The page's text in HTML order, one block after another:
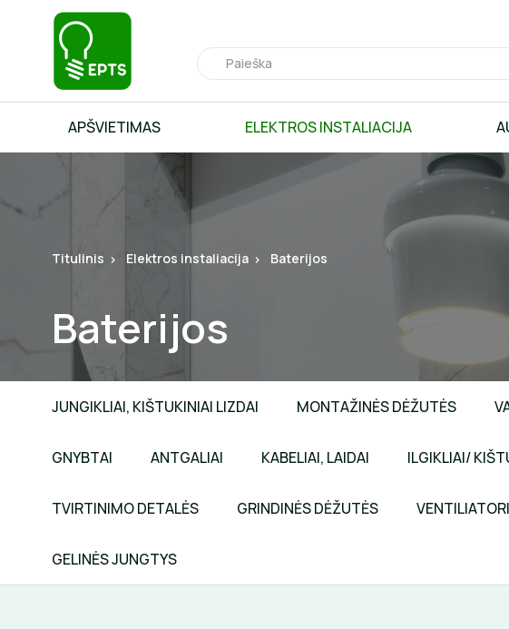
APŠVIETIMAS ELEKTROS INSTALIACIJA
Titulinis Elektros instaliacija Baterijos
Baterijos
JUNGIKLIAI, KIŠTUKINIAI LIZDAI MONTAŽINĖS DĖŽUTĖS
GNYBTAI ANTGALIAI KABELIAI, LAIDAI ILGIKLIAI/
TVIRTINIMO DETALĖS GRINDINĖS DĖŽUTĖS
GELINĖS JUNGTYS